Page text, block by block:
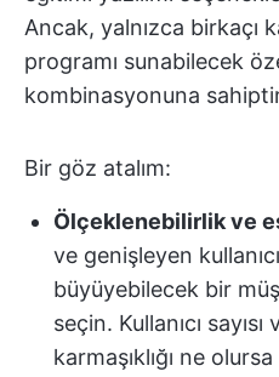
Ancak, yalnızca birkaçı
programı sunabilecek
kombinasyonuna
Bir göz atalım:
Ölçeklenebilirlik ve
ve genişleyen
büyüyebilecek bir
seçin. Kullanıcı sayısı
karmaşıklığı ne